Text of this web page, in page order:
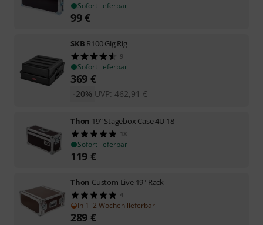
Sofort lieferbar
99€
SKB R100 Gig Rig
9
Sofort lieferbar
369 €
UVP: 462,91 €
-20%
Thon 19" Stagebox Case 4U 18
18
Sofort lieferbar
119 €
Thon Custom Live 19" Rack
4
In 1–2 Wochen lieferbar
289 €